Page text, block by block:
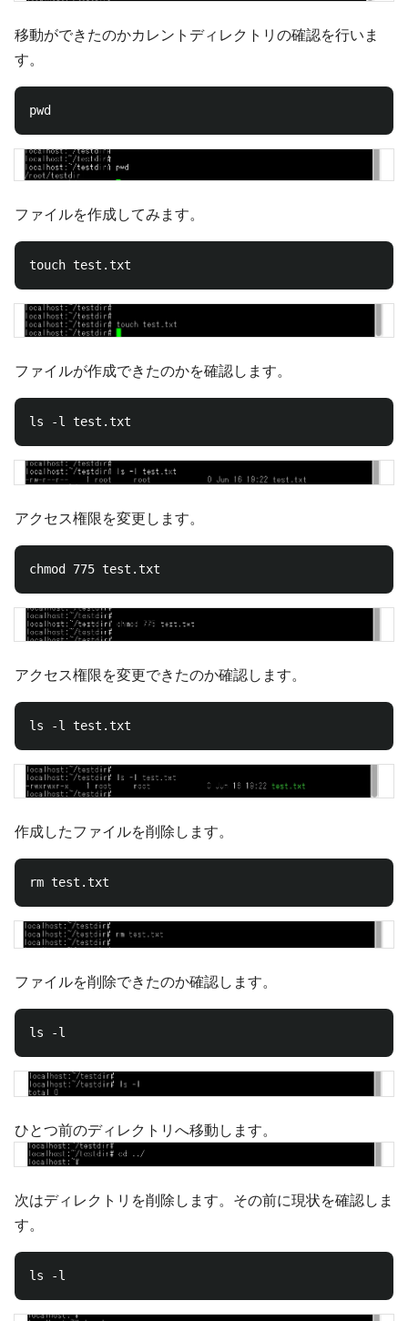
移動ができたのかカレントディレクトリの確認を行いま
す。
ファイルを作成してみます。
ファイルが作成できたのかを確認します。
アクセス権限を変更します。
アクセス権限を変更できたのか確認します。
作成したファイルを削除します。
ファイルを削除できたのか確認します。
ひとつ前のディレクトリへ移動します。
次はディレクトリを削除します。その前に現状を確認しま
す。